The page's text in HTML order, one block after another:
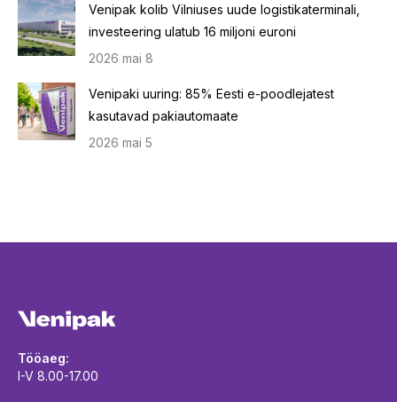
Venipak kolib Vilniuses uude logistikaterminali,
investeering ulatub 16 miljoni euroni
2026 mai 8
Venipaki uuring: 85% Eesti e-poodlejatest
kasutavad pakiautomaate
2026 mai 5
Tööaeg:
I-V 8.00-17.00